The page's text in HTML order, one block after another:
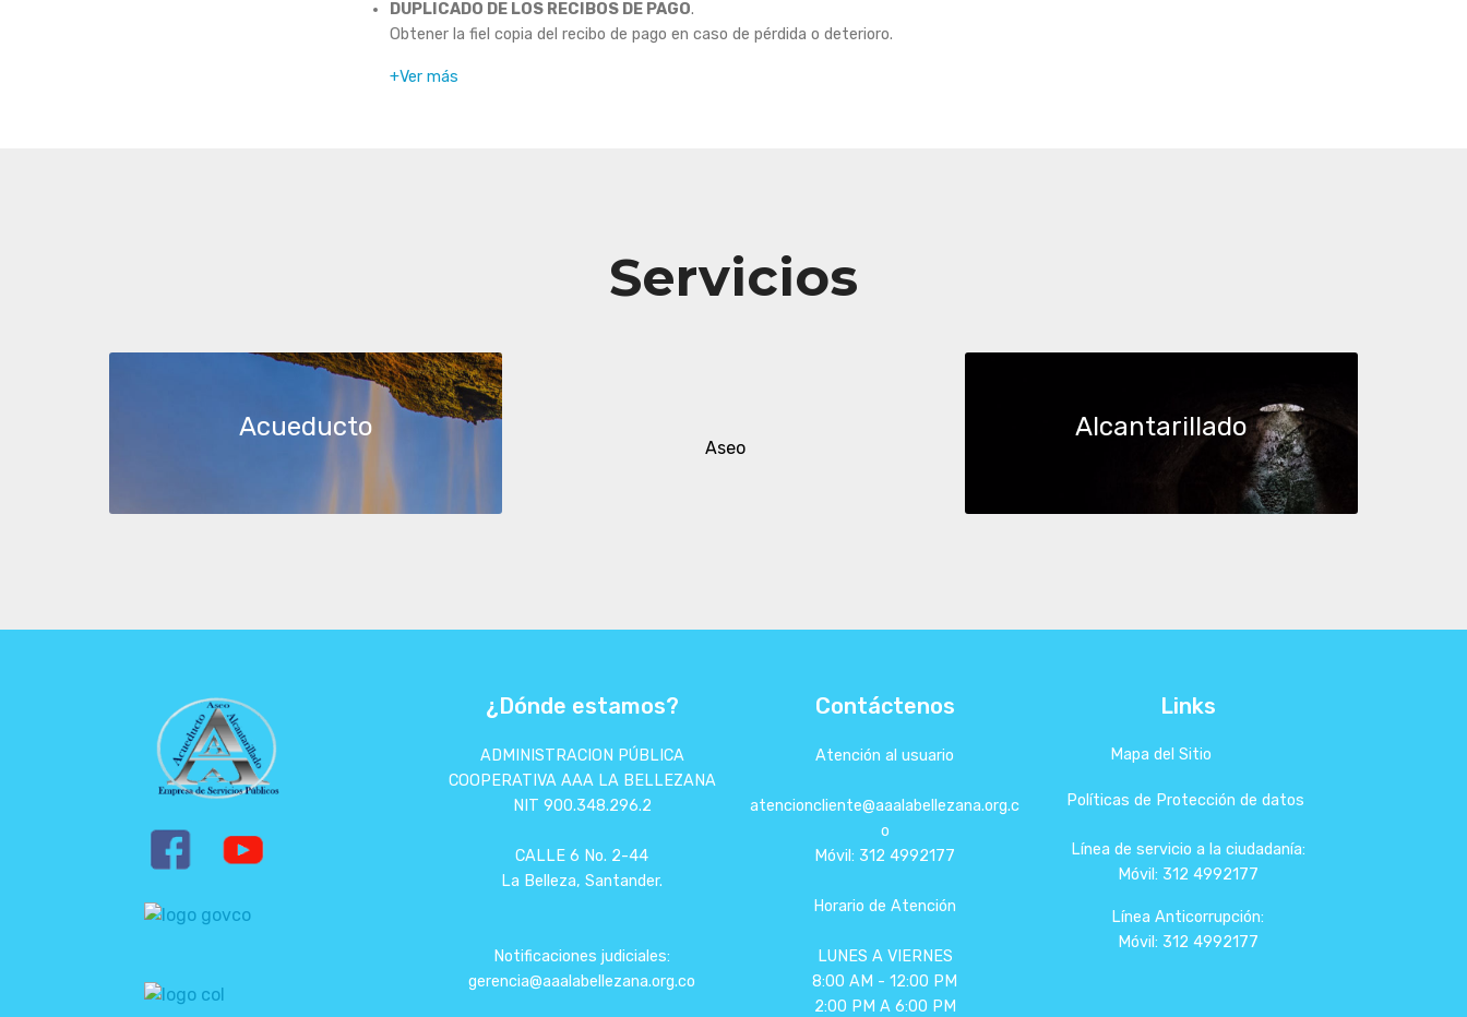
DUPLICADO DE LOS RECIBOS DE PAGO.
Obtener la fiel copia del recibo de pago en caso de pérdida o deterioro.
+Ver más
Servicios
Acueducto
Aseo
Alcantarillado
¿Dónde estamos?
ADMINISTRACION PÚBLICA
COOPERATIVA AAA LA BELLEZANA
NIT 900.348.296.2
CALLE 6 No. 2-44
La Belleza, Santander.
Notificaciones judiciales:
gerencia@aaalabellezana.org.co
Contáctenos
Atención al usuario
atencioncliente@aaalabellezana.org.c
o
Móvil: 312 4992177
Horario de Atención
LUNES A VIERNES
8:00 AM - 12:00 PM
2:00 PM A 6:00 PM
Links
Mapa del Sitio
Políticas de Protección de datos
Línea de servicio a la ciudadanía:
Móvil: 312 4992177
Línea Anticorrupción:
Móvil: 312 4992177